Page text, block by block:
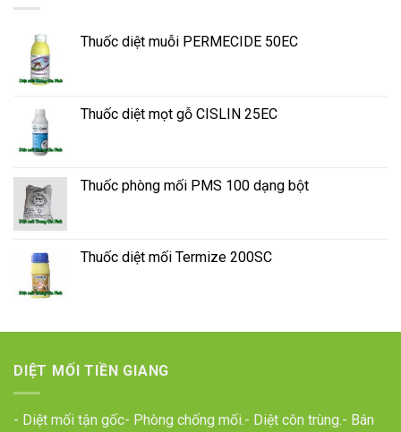
Thuốc diệt muỗi PERMECIDE 50EC
Thuốc diệt mọt gỗ CISLIN 25EC
Thuốc phòng mối PMS 100 dạng bột
Thuốc diệt mối Termize 200SC
DIỆT MỐI TIỀN GIANG
- Diệt mối tận gốc- Phòng chống mối.- Diệt côn trùng.- Bán